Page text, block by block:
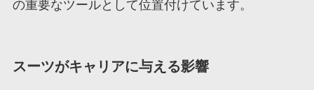
の重要なツールとして位置付けています。
スーツがキャリアに与える影響